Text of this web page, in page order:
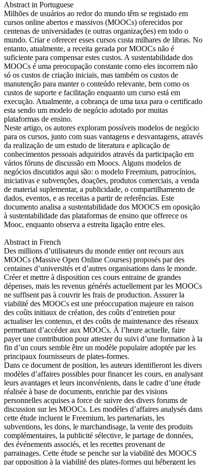
Abstract in Portuguese
Milhões de usuários ao redor do mundo têm se registado em
cursos online abertos e massivos (MOOCs) oferecidos por
centenas de universidades (e outras organizações) em todo o
mundo. Criar e oferecer esses cursos custa milhares de libras. No
entanto, atualmente, a receita gerada por MOOCs não é
suficiente para compensar estes custos. A sustentabilidade dos
MOOCs é uma preocupação constante como eles incorrem não
só os custos de criação iniciais, mas também os custos de
manutenção para manter o conteúdo relevante, bem como os
custos de suporte e facilitação enquanto um curso está em
execução. Atualmente, a cobrança de uma taxa para o certificado
esta sendo um modelo de negócio adotado por muitas
plataformas de ensino.
Neste artigo, os autores exploram possíveis modelos de negócio
para os cursos, junto com suas vantagens e desvantagens, através
da realização de um estudo de literatura e aplicação de
conhecimentos pessoais adquiridos através da participação em
vários fóruns de discussão em Moocs. Alguns modelos de
negócios discutidos aqui são: o modelo Freemium, patrocínios,
iniciativas e subvenções, doações, produtos comerciais, a venda
de material suplementar, a publicidade, o compartilhamento de
dados, eventos, e as receitas a partir de referências. Este
documento analisa a sustentabilidade dos MOOCS em oposição
à sustentabilidade das plataformas de ensino que offerece os
Mooc, enquanto observa a estreita ligação entre eles.
Abstract in French
Des millions d’utilisateurs du monde entier ont recours aux
MOOCs (Massive Open Online Courses) proposés par des
centaines d’universités et d’autres organisations dans le monde.
Créer et mettre à disposition ces cours entraine de grandes
dépenses, mais les revenus générés actuellement par les MOOCs
ne suffisent pas à couvrir les frais de production. Assurer la
viabilité des MOOCs est une préoccupation majeure en raison
des coûts initiaux de création, des coûts d’entretien pour
actualiser les contenus, et des coûts de maintenance des réseaux
permettant d’accéder aux MOOCs. À l’heure actuelle, faire
payer une contribution pour attester du suivi d’une formation à la
fin d’un cours semble être un modèle populaire adoptée par les
principaux fournisseurs de plates-formes.
Dans ce document de position, les auteurs identifieront les divers
modèles d’affaires possibles pour financer les cours, en analysant
leurs avantages et leurs inconvénients, dans le cadre d’une étude
réalisée à base de documents, enrichie par des visions
personnelles acquises a force de suivre des divers forums de
discussion sur les MOOCs. Les modèles d’affaires analysés dans
cette étude incluent le Freemium, les partenariats, les
subventions, les dons, le marchandisage, la vente des produits
complémentaires, la publicité sélective, le partage de données,
des événements associés, et les recettes provenant de
parrainages. Cette étude se penche sur la viabilité des MOOCS
par opposition à la viabilité des plates-formes qui hébergent les